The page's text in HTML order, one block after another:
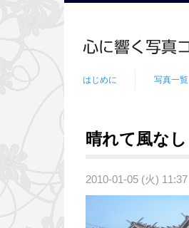
はじめに 写真一覧
晴れて風なし
2010-01-05 (火) 11:37